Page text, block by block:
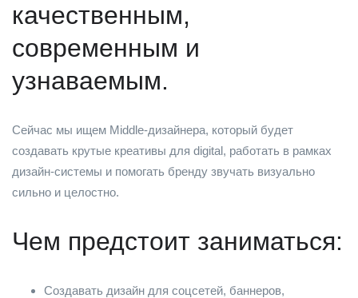
качественным,
современным и
узнаваемым.
Сейчас мы ищем Middle-дизайнера, который будет
создавать крутые креативы для digital, работать в рамках
дизайн-системы и помогать бренду звучать визуально
сильно и целостно.
Чем предстоит заниматься:
Создавать дизайн для соцсетей, баннеров,